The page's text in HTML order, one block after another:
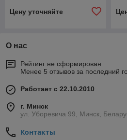
Цену уточняйте
О нас
Рейтинг не сформирован
Менее 5 отзывов за последний
Работает с 22.10.2010
г. Минск
ул. Уборевича 99, Минск,
Контакты